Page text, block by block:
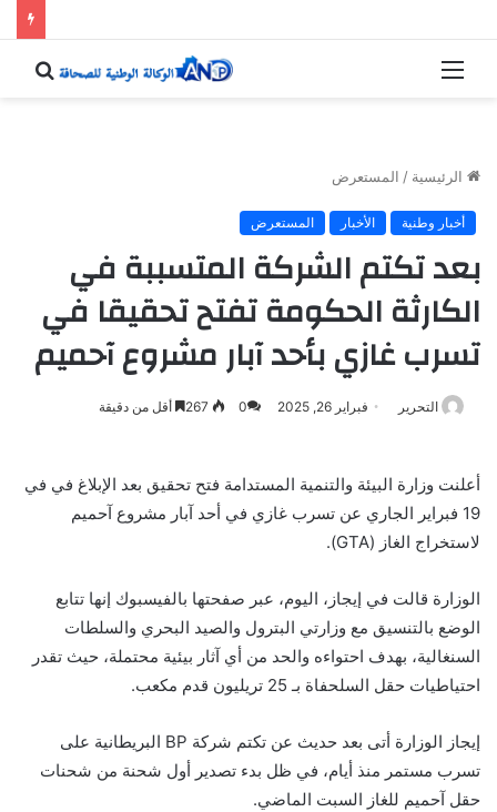
القائمة
الرئيسية / المستعرض
أخبار وطنية الأخبار المستعرض
بعد تكتم الشركة المتسببة في
الكارثة الحكومة تفتح تحقيقا في
تسرب غازي بأحد آبار مشروع آحميم
التحرير فبراير 26, 2025 0 أقل من دقيقة
أعلنت وزارة البيئة والتنمية المستدامة فتح تحقيق بعد الإبلاغ في في
19 فبراير الجاري عن تسرب غازي في أحد آبار مشروع آحميم
لاستخراج الغاز (GTA).
الوزارة قالت في إيجاز، اليوم، عبر صفحتها بالفيسبوك إنها تتابع
الوضع بالتنسيق مع وزارتي البترول والصيد البحري والسلطات
السنغالية، بهدف احتواءه والحد من أي آثار بيئية محتملة، حيث تقدر
احتياطيات حقل السلحفاة بـ 25 تريليون قدم مكعب.
إيجاز الوزارة أتى بعد حديث عن تكتم شركة BP البريطانية على
تسرب مستمر منذ أيام، في ظل بدء تصدير أول شحنة من شحنات
حقل آحميم للغاز السبت الماضي.